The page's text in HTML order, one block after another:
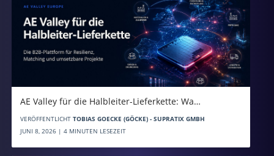
AE Valley für die Halbleiter-Lieferkette: Wa…
VERÖFFENTLICHT TOBIAS GOECKE (GÖCKE) - SUPRATIX GMBH
JUNI 8, 2026 | 4 MINUTEN LESEZEIT